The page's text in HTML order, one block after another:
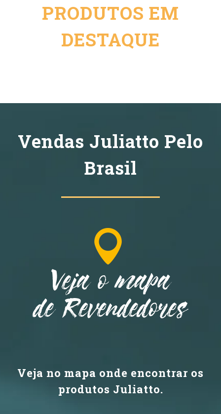
PRODUTOS EM
DESTAQUE
Vendas Juliatto Pelo
Brasil
Veja no mapa onde encontrar os
produtos Juliatto.